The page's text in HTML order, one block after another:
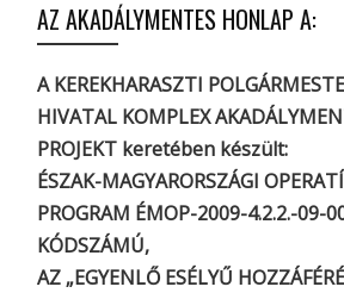
AZ AKADÁLYMENTES HONLAP A:
A KEREKHARASZTI
HIVATAL KOMPLEX
PROJEKT keretében készült:
ÉSZAK-MAGYARORSZÁGI
PROGRAM ÉMOP-2009-4.2.2.-09-
KÓDSZÁMÚ,
AZ „EGYENLŐ ESÉLYŰ